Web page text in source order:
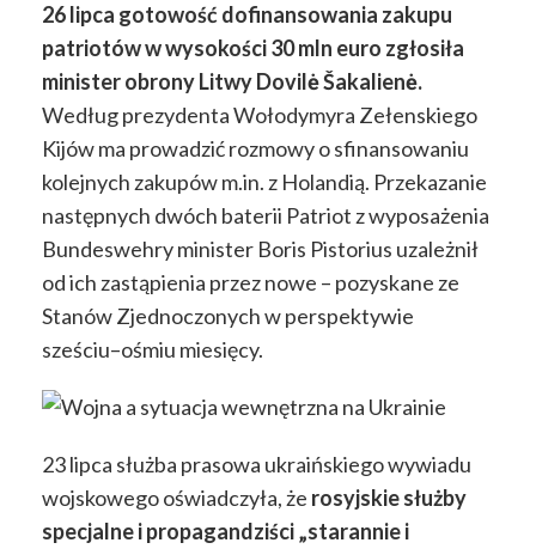
26 lipca gotowość dofinansowania zakupu
patriotów w wysokości 30 mln euro zgłosiła
minister obrony Litwy Dovilė Šakalienė.
Według prezydenta Wołodymyra Zełenskiego
Kijów ma prowadzić rozmowy o sfinansowaniu
kolejnych zakupów m.in. z Holandią. Przekazanie
następnych dwóch baterii Patriot z wyposażenia
Bundeswehry minister Boris Pistorius uzależnił
od ich zastąpienia przez nowe – pozyskane ze
Stanów Zjednoczonych w perspektywie
sześciu–ośmiu miesięcy.
23 lipca służba prasowa ukraińskiego wywiadu
wojskowego oświadczyła, że rosyjskie służby
specjalne i propagandziści „starannie i